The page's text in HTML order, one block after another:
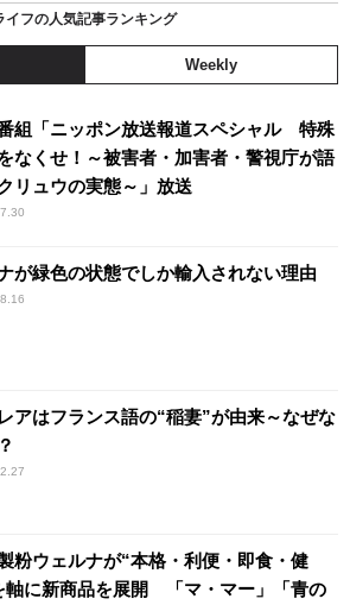
イフの人気記事ランキング
Weekly
組「ニッポン放送報道スペシャル 特殊
なくせ！～被害者・加害者・警視庁が語
リュウの実態～」放送
が緑色の状態でしか輸入されない理由
アはフランス語の“稲妻”が由来～なぜな
粉ウェルナが“本格・利便・即食・健
軸に新商品を展開 「マ・マー」「青の